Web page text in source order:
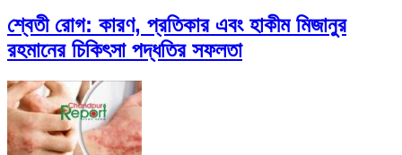
শ্বেতী রোগ: কারণ, প্রতিকার এবং হাকীম মিজানুর
রহমানের চিকিৎসা পদ্ধতির সফলতা